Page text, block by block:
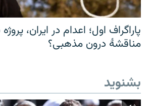
پاراگراف اول؛ اعدام در ایران،
مناقشهٔ درون مذهبی؟
بشنوید